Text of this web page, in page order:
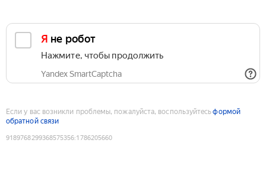
Я не робот
Нажмите, чтобы продолжить
Yandex SmartCaptcha
Если у вас возникли проблемы, пожалуйста, воспользуйтесьформой
обратной связи
9189768299368575356:1786205660